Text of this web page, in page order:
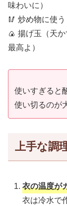
味わいに）
🥢 炒め物に使
🍙 揚げ玉（天
最高よ）
使いすぎると
使い切るのが
上手な調
衣の温度が
衣は冷水で